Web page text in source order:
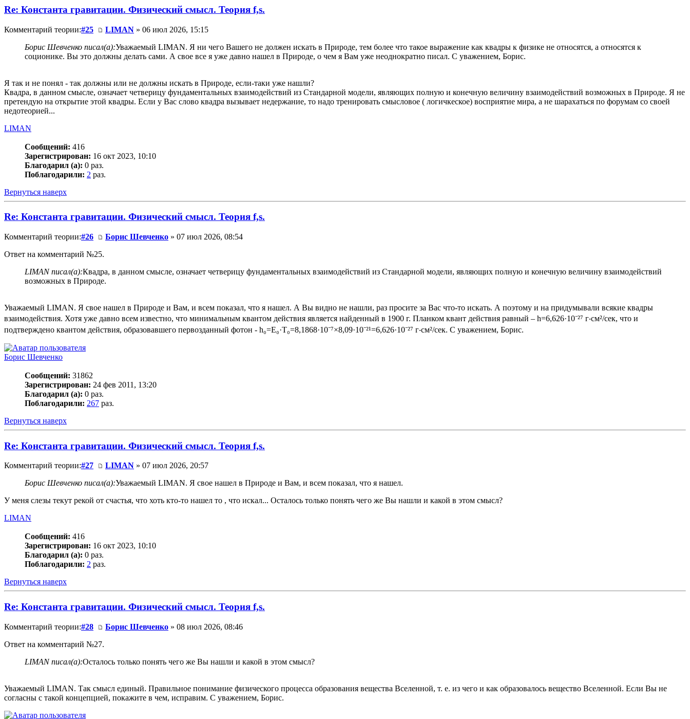
Re: Константа гравитации. Физический смысл. Теория f,s.
Комментарий теории:#25 LIMAN » 06 июл 2026, 15:15
Борис Шевченко писал(а):Уважаемый LIMAN. Я ни чего Вашего не должен искать в Природе, тем более что такое выражение как квадры к физике не относятся, а относятся к
соционике. Вы это должны делать сами. А свое все я уже давно нашел в Природе, о чем я Вам уже неоднократно писал. С уважением, Борис.
Я так и не понял - так должны или не должны искать в Природе, если-таки уже нашли?
Квадра, в данном смысле, означает четверицу фундаментальных взаимодействий из Стандарной модели, являющих полную и конечную величину взаимодействий возможных в Природе. Я не
претендую на открытие этой квадры. Если у Вас слово квадра вызывает недержание, то надо тренировать смысловое ( логичкеское) восприятие мира, а не шарахаться по форумам со своей
недотеорией...
LIMAN
Сообщений: 416
Зарегистрирован: 16 окт 2023, 10:10
Благодарил (а): 0 раз.
Поблагодарили: 2 раз.
Вернуться наверх
Re: Константа гравитации. Физический смысл. Теория f,s.
Комментарий теории:#26 Борис Шевченко » 07 июл 2026, 08:54
Ответ на комментарий №25.
LIMAN писал(а):Квадра, в данном смысле, означает четверицу фундаментальных взаимодействий из Стандарной модели, являющих полную и конечную величину взаимодействий
возможных в Природе.
Уважаемый LIMAN. Я свое нашел в Природе и Вам, и всем показал, что я нашел. А Вы видно не нашли, раз просите за Вас что-то искать. А поэтому и на придумывали всякие квадры
взаимодействия. Хотя уже давно всем известно, что минимальным квантом действия является найденный в 1900 г. Планком квант действия равный – h=6,626·10⁻²⁷ г‧см²/сек, что и
подтверждено квантом действия, образовавшего первозданный фотон - h₀=E₀·Т₀=8,1868·10⁻⁷×8,09·10⁻²¹=6,626·10⁻²⁷ г‧см²/сек. С уважением, Борис.
Борис Шевченко
Сообщений: 31862
Зарегистрирован: 24 фев 2011, 13:20
Благодарил (а): 0 раз.
Поблагодарили: 267 раз.
Вернуться наверх
Re: Константа гравитации. Физический смысл. Теория f,s.
Комментарий теории:#27 LIMAN » 07 июл 2026, 20:57
Борис Шевченко писал(а):Уважаемый LIMAN. Я свое нашел в Природе и Вам, и всем показал, что я нашел.
У меня слезы текут рекой от счастья, что хоть кто-то нашел то , что искал... Осталось только понять чего же Вы нашли и какой в этом смысл?
LIMAN
Сообщений: 416
Зарегистрирован: 16 окт 2023, 10:10
Благодарил (а): 0 раз.
Поблагодарили: 2 раз.
Вернуться наверх
Re: Константа гравитации. Физический смысл. Теория f,s.
Комментарий теории:#28 Борис Шевченко » 08 июл 2026, 08:46
Ответ на комментарий №27.
LIMAN писал(а):Осталось только понять чего же Вы нашли и какой в этом смысл?
Уважаемый LIMAN. Так смысл единый. Правильное понимание физического процесса образования вещества Вселенной, т. е. из чего и как образовалось вещество Вселенной. Если Вы не
согласны с такой концепцией, покажите в чем, исправим. С уважением, Борис.